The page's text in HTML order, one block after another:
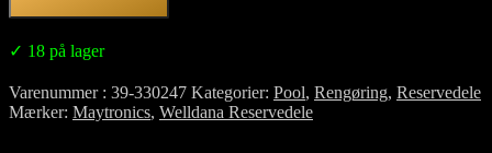
✓ 18 på lager
Varenummer 39-330247 Kategorier Pool, Rengøring, Reservedele
Mærker Maytronics, Welldana Reservedele